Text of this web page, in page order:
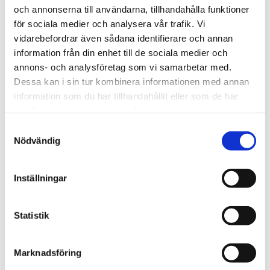
och annonserna till användarna, tillhandahålla funktioner
för sociala medier och analysera vår trafik. Vi
vidarebefordrar även sådana identifierare och annan
information från din enhet till de sociala medier och
annons- och analysföretag som vi samarbetar med.
Dessa kan i sin tur kombinera informationen med annan
information som du har tillhandahållit eller som de har
Nödvändig
Inställningar
Statistik
Marknadsföring
Spanien/Marocko
Uppgifter: Tusentals
migranter kvar i Ceuta